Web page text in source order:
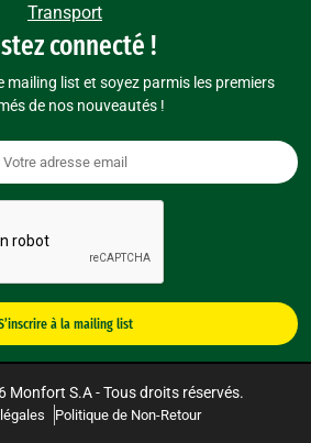
Transport
connecté !
mailing list et soyez parmis les premiers
de nos nouveautés !
Monfort S.A - Tous droits réservés.
Politique de Non-Retour